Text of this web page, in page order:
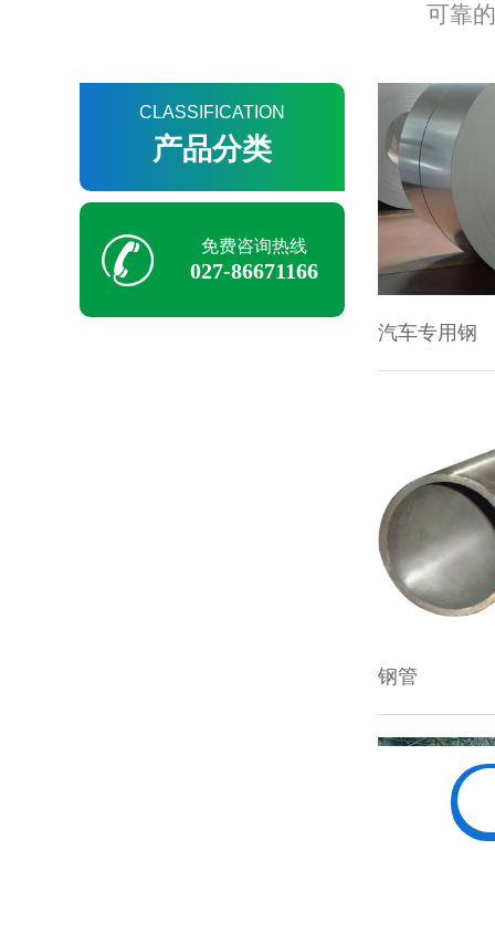
可靠
CLASSIFICATION
产品分类
免费咨询热线
027-86671166
汽车专用钢
钢管